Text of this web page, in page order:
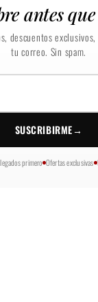
antes
descuentos
tu correo. Sin spam.
SUSCRIBIRME→
primero Ofertas exclusivas